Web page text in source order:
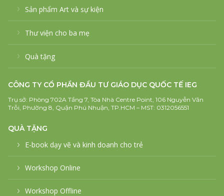
Sản phẩm Art và sự kiện
Thư viện cho ba mẹ
Quà tặng
CÔNG TY CỔ PHẦN ĐẦU TƯ GIÁO DỤC QUỐC TẾ IEG
Trụ sở: Phòng 702A Tầng 7, Tòa Nhà Centre Point, 106 Nguyễn Văn
Trỗi, Phường 8, Quận Phú Nhuận, TP.HCM – MST: 0312056551
QUÀ TẶNG
E-book dạy vẽ và kinh doanh cho trẻ
Workshop Online
Workshop Offline